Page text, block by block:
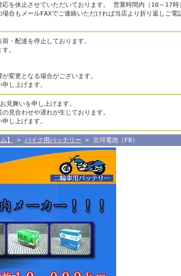
を休止させていただいております。 営業時間内（10～17時
合もメールFAXでご連絡いただければ当店より折り返しご電
・配達を停止しております。
。
変更となる場合がございます。
し上げます。
見舞いを申し上げます。
見合わせや遅れが生じております。
し上げます。
】 > バイク用バッテリー > 古河電池（FB）